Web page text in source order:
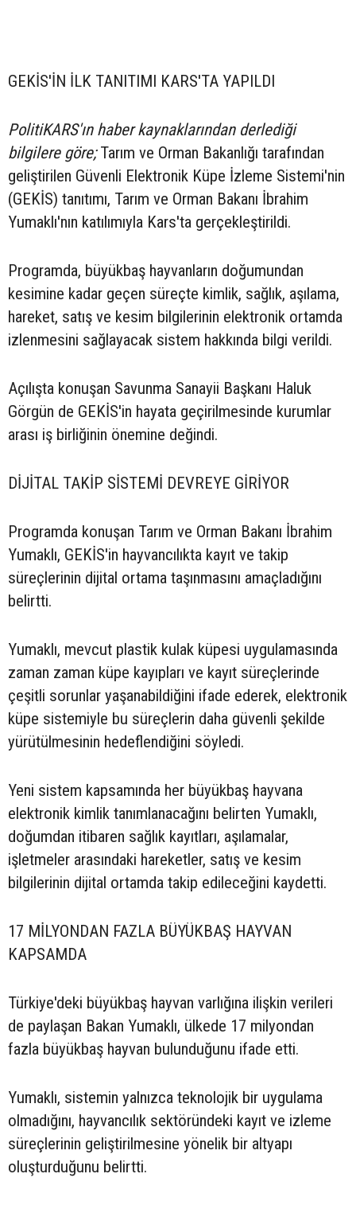
GEKİS'İN İLK TANITIMI KARS'TA YAPILDI
PolitiKARS'ın haber kaynaklarından derlediği
bilgilere göre;Tarım ve Orman Bakanlığı tarafından
geliştirilen Güvenli Elektronik Küpe İzleme Sistemi'nin
(GEKİS) tanıtımı, Tarım ve Orman Bakanı İbrahim
Yumaklı'nın katılımıyla Kars'ta gerçekleştirildi.
Programda, büyükbaş hayvanların doğumundan
kesimine kadar geçen süreçte kimlik, sağlık, aşılama,
hareket, satış ve kesim bilgilerinin elektronik ortamda
izlenmesini sağlayacak sistem hakkında bilgi verildi.
Açılışta konuşan Savunma Sanayii Başkanı Haluk
Görgün de GEKİS'in hayata geçirilmesinde kurumlar
arası iş birliğinin önemine değindi.
DİJİTAL TAKİP SİSTEMİ DEVREYE GİRİYOR
Programda konuşan Tarım ve Orman Bakanı İbrahim
Yumaklı, GEKİS'in hayvancılıkta kayıt ve takip
süreçlerinin dijital ortama taşınmasını amaçladığını
belirtti.
Yumaklı, mevcut plastik kulak küpesi uygulamasında
zaman zaman küpe kayıpları ve kayıt süreçlerinde
çeşitli sorunlar yaşanabildiğini ifade ederek, elektronik
küpe sistemiyle bu süreçlerin daha güvenli şekilde
yürütülmesinin hedeflendiğini söyledi.
Yeni sistem kapsamında her büyükbaş hayvana
elektronik kimlik tanımlanacağını belirten Yumaklı,
doğumdan itibaren sağlık kayıtları, aşılamalar,
işletmeler arasındaki hareketler, satış ve kesim
bilgilerinin dijital ortamda takip edileceğini kaydetti.
17 MİLYONDAN FAZLA BÜYÜKBAŞ HAYVAN
KAPSAMDA
Türkiye'deki büyükbaş hayvan varlığına ilişkin verileri
de paylaşan Bakan Yumaklı, ülkede 17 milyondan
fazla büyükbaş hayvan bulunduğunu ifade etti.
Yumaklı, sistemin yalnızca teknolojik bir uygulama
olmadığını, hayvancılık sektöründeki kayıt ve izleme
süreçlerinin geliştirilmesine yönelik bir altyapı
oluşturduğunu belirtti.